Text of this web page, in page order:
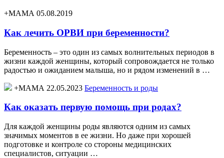
+МАМА 05.08.2019
Как лечить ОРВИ при беременности?
Беременность – это один из самых волнительных периодов в
жизни каждой женщины, который сопровождается не только
радостью и ожиданием малыша, но и рядом изменений в …
+МАМА 22.05.2023 Беременность и роды
Как оказать первую помощь при родах?
Для каждой женщины роды являются одним из самых
значимых моментов в ее жизни. Но даже при хорошей
подготовке и контроле со стороны медицинских
специалистов, ситуации …